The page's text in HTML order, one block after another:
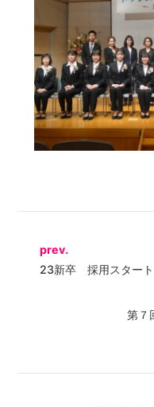
prev.
23新卒 採用スタート
第７